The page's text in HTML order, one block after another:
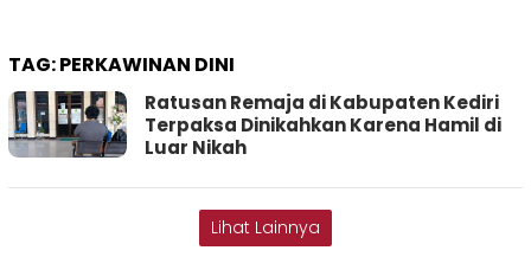
TAG:PERKAWINAN DINI
Ratusan Remaja di Kabupaten Kediri
Terpaksa Dinikahkan Karena Hamil di
Luar Nikah
Lihat Lainnya